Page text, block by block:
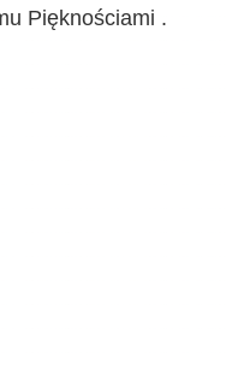
Pięknościami .